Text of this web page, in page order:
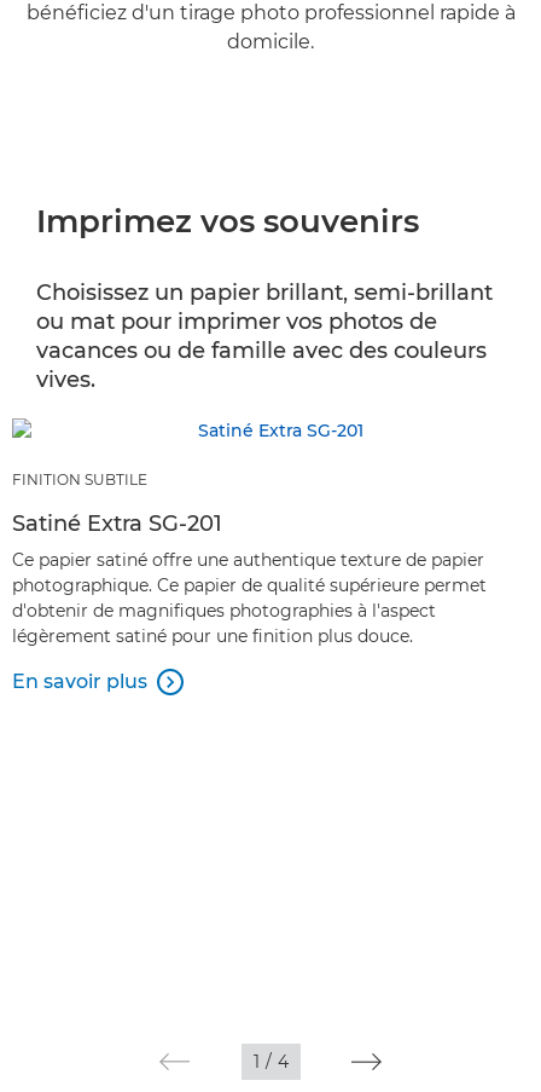
bénéficiez d'un tirage photo professionnel rapide à
domicile.
Imprimez vos souvenirs
Choisissez un papier brillant, semi-brillant
ou mat pour imprimer vos photos de
vacances ou de famille avec des couleurs
vives.
FINITION SUBTILE
Satiné Extra SG-201
Ce papier satiné offre une authentique texture de papier
photographique. Ce papier de qualité supérieure permet
d'obtenir de magnifiques photographies à l'aspect
légèrement satiné pour une finition plus douce.
En savoir plus 
1 / 4